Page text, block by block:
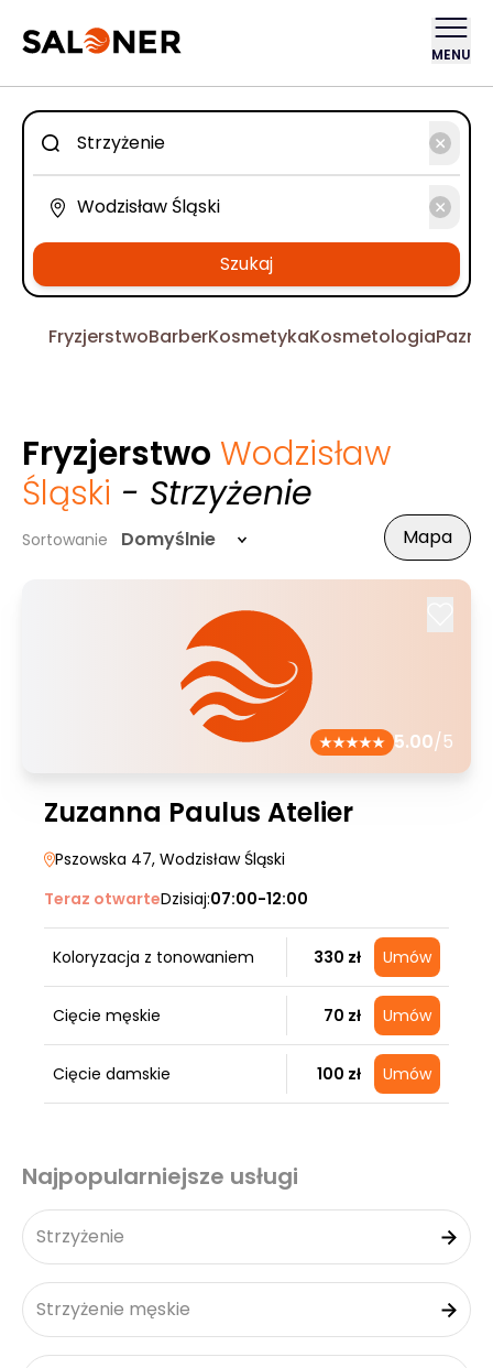
MENU
Szukaj
FryzjerstwoBarberKosmetykaKosmetologia
Fryzjerstwo Wodzisław
Śląski - Strzyżenie
Sortowanie Domyślnie Mapa
5.00/5
Zuzanna Paulus Atelier
Pszowska 47, Wodzisław Śląski
Teraz otwarteDzisiaj:07:00-12:00
Koloryzacja z tonowaniem 330 zł Umów
Cięcie męskie 70 zł Umów
Cięcie damskie 100 zł Umów
Najpopularniejsze usługi
Strzyżenie
Strzyżenie męskie